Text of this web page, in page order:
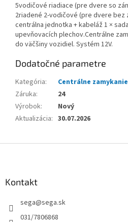
5vodičové riadiace (pre dvere so
2riadené 2-vodičové (pre dvere bez
centrálna jednotka + kabeláž 1 ×
upevňovacích plechov.Centrálne
do väčšiny vozidiel. Systém 12V.
Dodatočné parametre
Kategória:
Centrálne zamykanie
Záruka:
24
Výrobok:
Nový
Aktualizácia: 30.07.2026
Kontakt
sega@sega.sk
031/7806868